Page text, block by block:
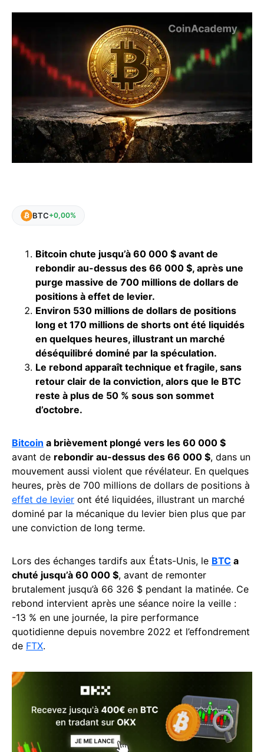
BTC+0,00%
Bitcoin chute jusqu’à 60 000 $ avant de
rebondir au-dessus des 66 000 $, après une
purge massive de 700 millions de dollars de
positions à effet de levier.
Environ 530 millions de dollars de positions
long et 170 millions de shorts ont été liquidés
en quelques heures, illustrant un marché
déséquilibré dominé par la spéculation.
Le rebond apparaît technique et fragile, sans
retour clair de la conviction, alors que le BTC
reste à plus de 50 % sous son sommet
d’octobre.
Bitcoin a brièvement plongé vers les 60 000 $
avant de rebondir au-dessus des 66 000 $, dans un
mouvement aussi violent que révélateur. En quelques
heures, près de 700 millions de dollars de positions à
effet de levier ont été liquidées, illustrant un marché
dominé par la mécanique du levier bien plus que par
une conviction de long terme.
Lors des échanges tardifs aux États-Unis, le BTC a
chuté jusqu’à 60 000 $, avant de remonter
brutalement jusqu’à 66 326 $ pendant la matinée. Ce
rebond intervient après une séance noire la veille :
-13 % en une journée, la pire performance
quotidienne depuis novembre 2022 et l’effondrement
de FTX.